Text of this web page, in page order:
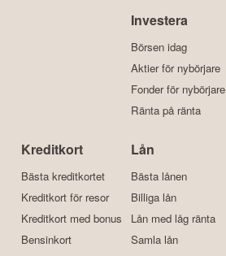
Investera
Börsen idag
Aktier för nybörjare
Fonder för nybörjare
Ränta på ränta
Kreditkort
Bästa kreditkortet
Kreditkort för resor
Kreditkort med bonus
Bensinkort
Lån
Bästa lånen
Billiga lån
Lån med låg ränta
Samla lån